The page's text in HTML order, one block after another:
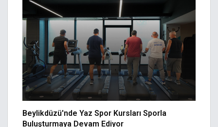
Beylikdüzü'nde Yaz Spor Kursları Sporla
Buluşturmaya Devam Ediyor